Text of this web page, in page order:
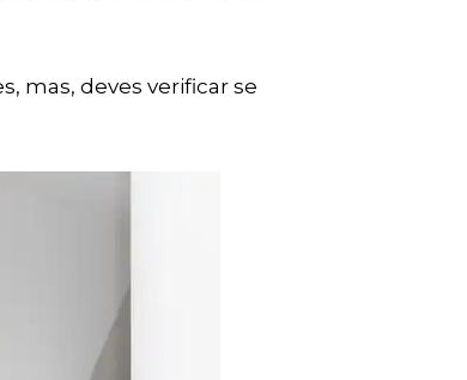
mas, deves verificar se